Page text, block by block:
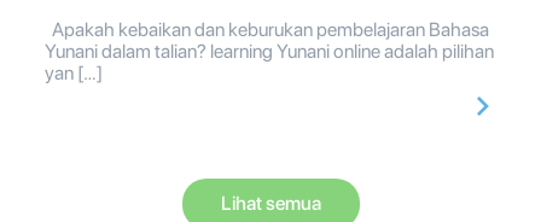
Apakah kebaikan dan keburukan pembelajaran Bahasa
Yunani dalam talian? learning Yunani online adalah pilihan
yan […]
Lihat semua